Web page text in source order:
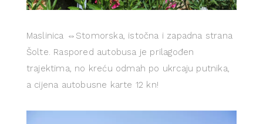
Maslinica ⇔Stomorska, istočna i zapadna strana
Šolte. Raspored autobusa je prilagođen
trajektima, no kreću odmah po ukrcaju putnika,
a cijena autobusne karte 12 kn!